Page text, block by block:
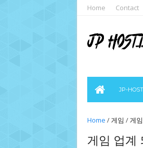
Home Contact
JP-
Home /게임 /게
게임 업계